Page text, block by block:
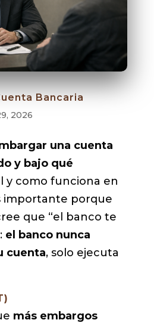
Bancaria
2026
una cuenta
y bajo qué
y como funciona en
importante porque
que “el banco te
el banco nunca
cuenta, solo ejecuta
más embargos